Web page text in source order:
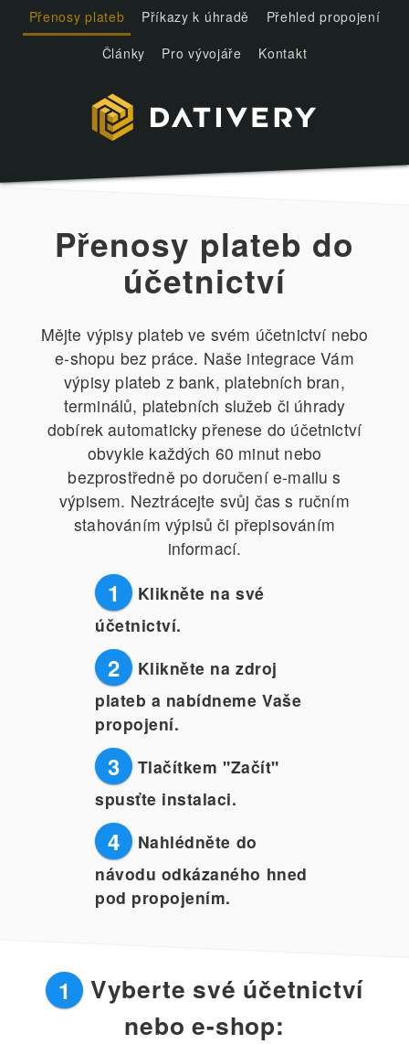
Přenosy plateb Příkazy k úhradě
Přehled propojení
Články
Pro vývojáře Kontakt
Přenosy plateb do
účetnictví
Mějte výpisy plateb ve svém účetnictví nebo
e-shopu bez práce. Naše integrace Vám
výpisy plateb z bank, platebních bran,
terminálů, platebních služeb či úhrady
dobírek automaticky přenese do účetnictví
obvykle každých 60 minut nebo
bezprostředně po doručení e-mailu s
výpisem. Neztrácejte svůj čas s ručním
stahováním výpisů či přepisováním
informací.
1
Klikněte na své
účetnictví.
2
Klikněte na zdroj
plateb a nabídneme Vaše
propojení.
3
Tlačítkem "Začít"
spusťte instalaci.
4
Nahlédněte do
návodu odkázaného hned
pod propojením.
1 Vyberte své účetnictví
nebo e-shop: